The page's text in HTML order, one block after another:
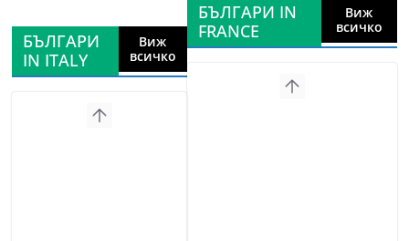
БЪЛГАРИ
IN ITALY
Виж
всичко
БЪЛГАРИ IN
FRANCE
Виж
всичко